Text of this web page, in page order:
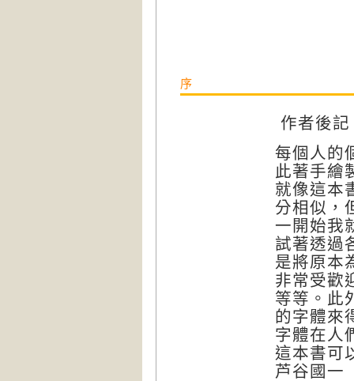
序
作者後記
每個人的
此著手繪
就像這本
分相似，
一開始我
試著透過
是將原本
非常受歡
等等。此
的字體來
字體在人
這本書可
芦谷國一